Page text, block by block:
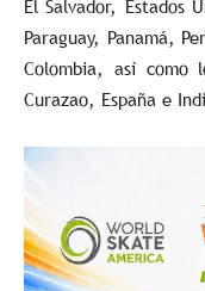
El Salvador, Estados
Paraguay, Panamá,
Colombia, así como
Curazao, España e